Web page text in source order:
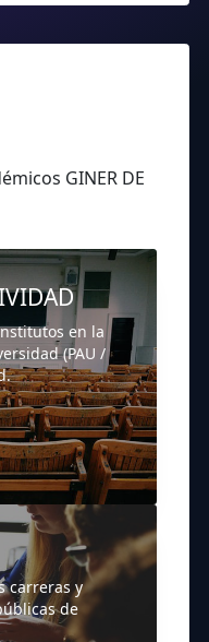
GINER DE
en la
(PAU /
carreras y
de